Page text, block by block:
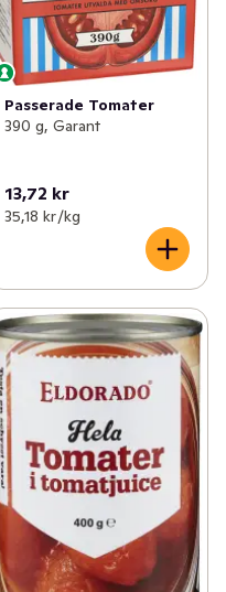
Passerade Tomater
390 g, Garant
13,72 kr
35,18 kr /kg